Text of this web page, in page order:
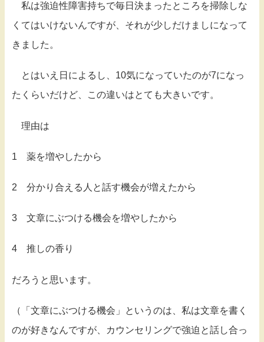
私は強迫性障害持ちで毎日決まったところを掃除しな
くてはいけないんですが、それが少しだけましになって
きました。
とはいえ日によるし、10気になっていたのが7になっ
たくらいだけど、この違いはとても大きいです。
理由は
1 薬を増やしたから
2 分かり合える人と話す機会が増えたから
3 文章にぶつける機会を増やしたから
4 推しの香り
だろうと思います。
（「文章にぶつける機会」というのは、私は文章を書く
のが好きなんですが、カウンセリングで強迫と話し合っ